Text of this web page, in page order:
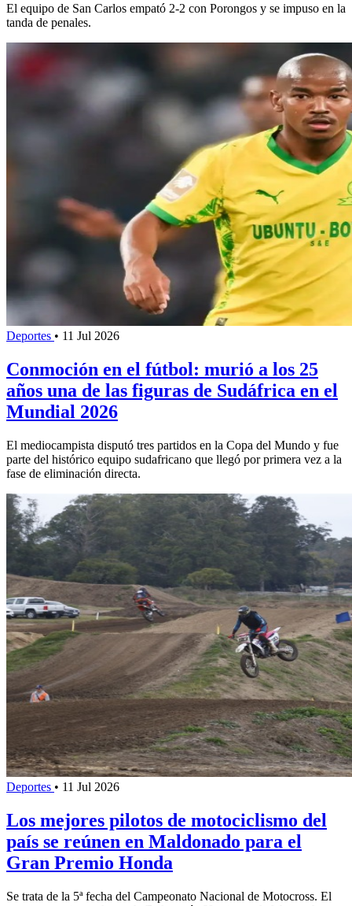
El equipo de San Carlos empató 2-2 con Porongos y se impuso en la
tanda de penales.
Deportes • 11 Jul 2026
Conmoción en el fútbol: murió a los 25
años una de las figuras de Sudáfrica en el
Mundial 2026
El mediocampista disputó tres partidos en la Copa del Mundo y fue
parte del histórico equipo sudafricano que llegó por primera vez a la
fase de eliminación directa.
Deportes • 11 Jul 2026
Los mejores pilotos de motociclismo del
país se reúnen en Maldonado para el
Gran Premio Honda
Se trata de la 5ª fecha del Campeonato Nacional de Motocross. El